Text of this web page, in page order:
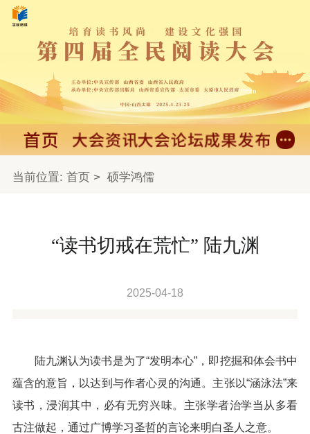
当前位置: 首页 > 硕学鸿儒
“读书切戒在荒忙” 陆九渊
2025-04-18
陆九渊认为读书是为了“发明本心”，即挖掘和体会书中
蕴含的意旨，以达到与作者心灵的沟通。主张以“涵泳法”来
读书，浸润其中，必有无穷兴味。主张学者治学当从多看
古注做起，通过广博学习圣哲的言论来明白圣人之意。